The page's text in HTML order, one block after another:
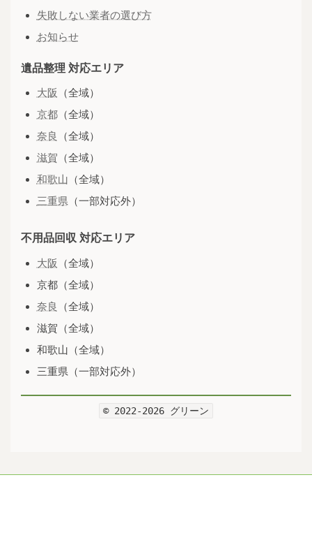
失敗しない業者の選び方
お知らせ
遺品整理 対応エリア
大阪 （全域）
京都（全域）
奈良 （全域）
滋賀 （全域）
和歌山 （全域）
三重県 （一部対応外）
不用品回収 対応エリア
大阪 （全域）
京都（全域）
奈良 （全域）
滋賀（全域）
和歌山（全域）
三重県（一部対応外）
© 2022-2026 グリーン